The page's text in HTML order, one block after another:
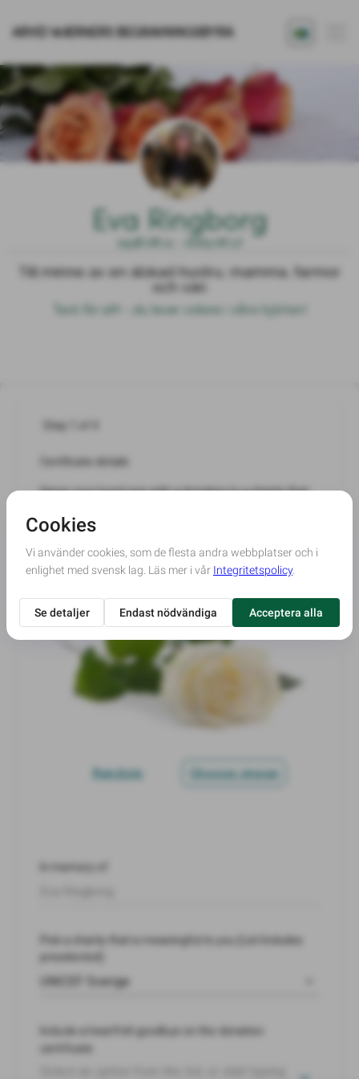
ARVID WÆRNERS BEGRAVNINGSBYRÅ
Eva Ringborg
1938.08.11 - 2025.06.17
Till minne av en älskad hustru, mamma, farmor
och vän
Tack för allt – du lever vidare i våra hjärtan!